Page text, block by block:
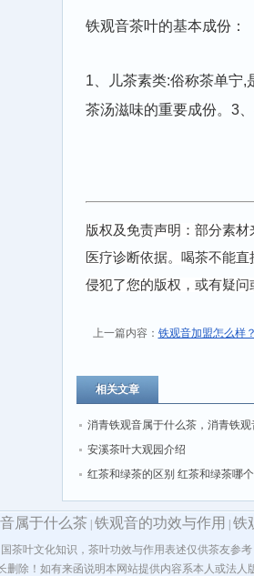
铁观音茶叶的基本成份：
1、儿茶素类:俗称茶单宁
茶汤滋味的重要成份。3
版权及免责声明：部分素
医疗诊断依据。喝茶不能
侵犯了您的版权，或有疑
上一篇内容： 铁观音加盟怎么样
相关文章
消青铁观音属于什么茶，消青铁观
安溪茶叶大观园介绍
红茶和绿茶的区别 红茶和绿茶哪
属于什么茶 铁观音的功效与作用 铁
国茶叶文化知识，茶叶功效与作用表述仅供茶友
删除！如有来函说明本网站提供内容系本人或法